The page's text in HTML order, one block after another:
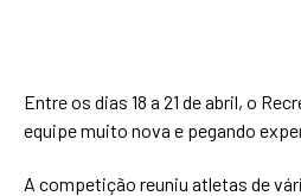
Entre os dias 18 a 21 de abril, o
equipe muito nova e pegando
A competição reuniu atletas de